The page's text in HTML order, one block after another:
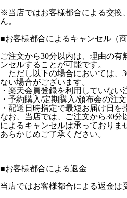
※当店ではお客様都合による交換
ん。
■お客様都合によるキャンセル（商
ご注文から30分以内は、理由の有
ンセルすることが可能です。
ただし以下の場合においては、
ない場合がございます。
・楽天会員登録を利用していない
・予約購入/定期購入/頒布会の注文
・配送日時指定で最短お届け日を
なお、当店では、ご注文から30分
によるキャンセルは承っておりま
あらかじめご了承ください。
■お客様都合による返金
当店ではお客様都合による返金は